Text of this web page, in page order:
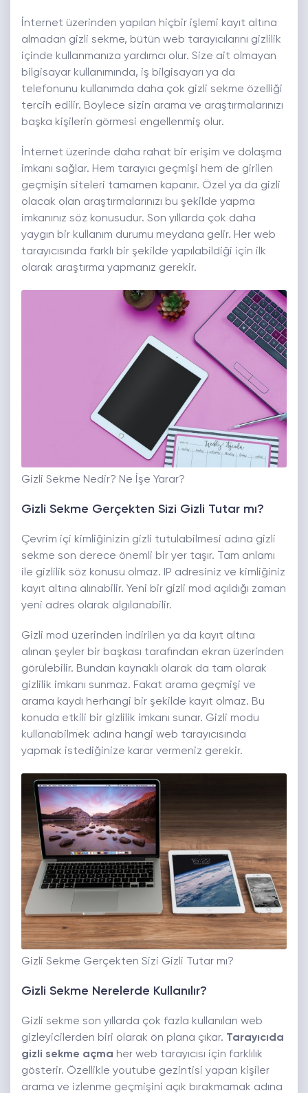
İnternet üzerinden yapılan hiçbir işlemi kayıt altına
almadan gizli sekme, bütün web tarayıcılarını gizlilik
içinde kullanmanıza yardımcı olur. Size ait olmayan
bilgisayar kullanımında, iş bilgisayarı ya da
telefonunu kullanımda daha çok gizli sekme özelliği
tercih edilir. Böylece sizin arama ve araştırmalarınızı
başka kişilerin görmesi engellenmiş olur.
İnternet üzerinde daha rahat bir erişim ve dolaşma
imkanı sağlar. Hem tarayıcı geçmişi hem de girilen
geçmişin siteleri tamamen kapanır. Özel ya da gizli
olacak olan araştırmalarınızı bu şekilde yapma
imkanınız söz konusudur. Son yıllarda çok daha
yaygın bir kullanım durumu meydana gelir. Her web
tarayıcısında farklı bir şekilde yapılabildiği için ilk
olarak araştırma yapmanız gerekir.
Gizli Sekme Nedir? Ne İşe Yarar?
Gizli Sekme Gerçekten Sizi Gizli Tutar mı?
Çevrim içi kimliğinizin gizli tutulabilmesi adına gizli
sekme son derece önemli bir yer taşır. Tam anlamı
ile gizlilik söz konusu olmaz. IP adresiniz ve kimliğiniz
kayıt altına alınabilir. Yeni bir gizli mod açıldığı zaman
yeni adres olarak algılanabilir.
Gizli mod üzerinden indirilen ya da kayıt altına
alınan şeyler bir başkası tarafından ekran üzerinden
görülebilir. Bundan kaynaklı olarak da tam olarak
gizlilik imkanı sunmaz. Fakat arama geçmişi ve
arama kaydı herhangi bir şekilde kayıt olmaz. Bu
konuda etkili bir gizlilik imkanı sunar. Gizli modu
kullanabilmek adına hangi web tarayıcısında
yapmak istediğinize karar vermeniz gerekir.
Gizli Sekme Gerçekten Sizi Gizli Tutar mı?
Gizli Sekme Nerelerde Kullanılır?
Gizli sekme son yıllarda çok fazla kullanılan web
gizleyicilerden biri olarak ön plana çıkar. Tarayıcıda
gizli sekme açma her web tarayıcısı için farklılık
gösterir. Özellikle youtube gezintisi yapan kişiler
arama ve izlenme geçmişini açık bırakmamak adına